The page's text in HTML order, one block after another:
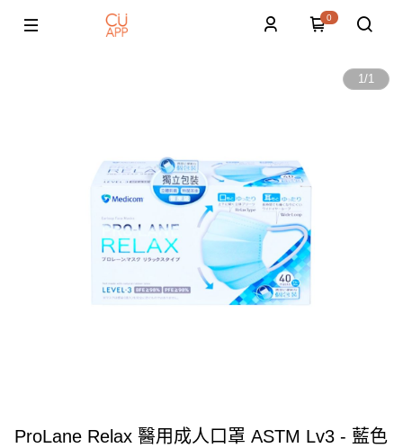
0
1/1
ProLane Relax 醫用成人口罩 ASTM Lv3 - 藍色